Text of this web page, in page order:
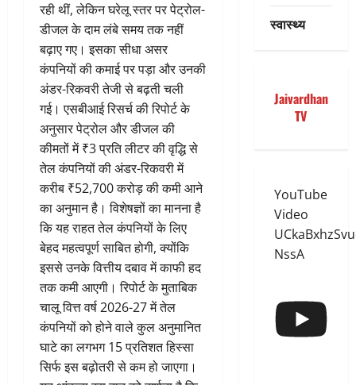
रही थीं, लेकिन घरेलू स्तर पर पेट्रोल-
डीजल के दाम लंबे समय तक नहीं
बढ़ाए गए। इसका सीधा असर
कंपनियों की कमाई पर पड़ा और उनकी
अंडर-रिकवरी तेजी से बढ़ती चली
गई। एसबीआई रिसर्च की रिपोर्ट के
अनुसार पेट्रोल और डीजल की
कीमतों में ₹3 प्रति लीटर की वृद्धि से
तेल कंपनियों की अंडर-रिकवरी में
करीब ₹52,700 करोड़ की कमी आने
का अनुमान है। विशेषज्ञों का मानना है
कि यह राहत तेल कंपनियों के लिए
बेहद महत्वपूर्ण साबित होगी, क्योंकि
इससे उनके वित्तीय दबाव में काफी हद
तक कमी आएगी। रिपोर्ट के मुताबिक
चालू वित्त वर्ष 2026-27 में तेल
कंपनियों को होने वाले कुल अनुमानित
घाटे का लगभग 15 प्रतिशत हिस्सा
सिर्फ इस बढ़ोतरी से कम हो जाएगा।
स्वास्थ्य
Jaivardhan
TV
YouTube
Video
NssA